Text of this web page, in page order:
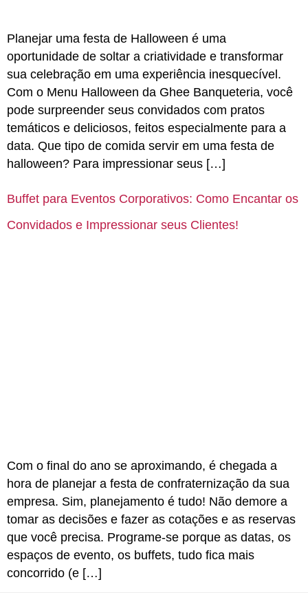
Planejar uma festa de Halloween é uma
oportunidade de soltar a criatividade e transformar
sua celebração em uma experiência inesquecível.
Com o Menu Halloween da Ghee Banqueteria, você
pode surpreender seus convidados com pratos
temáticos e deliciosos, feitos especialmente para a
data. Que tipo de comida servir em uma festa de
halloween? Para impressionar seus […]
Buffet para Eventos Corporativos: Como Encantar os
Convidados e Impressionar seus Clientes!
Com o final do ano se aproximando, é chegada a
hora de planejar a festa de confraternização da sua
empresa. Sim, planejamento é tudo! Não demore a
tomar as decisões e fazer as cotações e as reservas
que você precisa. Programe-se porque as datas, os
espaços de evento, os buffets, tudo fica mais
concorrido (e […]